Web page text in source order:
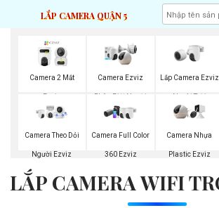
LẮP CAMERA QUẬN 5
Camera 2 Mắt
Ezviz
Camera Ezviz
Phân Biệt Người
Lắp Camera Ezviz
Ngoài Trời
Camera Theo Dỏi
Người Ezviz
Camera Full Color
360 Ezviz
Camera Nhựa
Plastic Ezviz
LẮP CAMERA WIFI